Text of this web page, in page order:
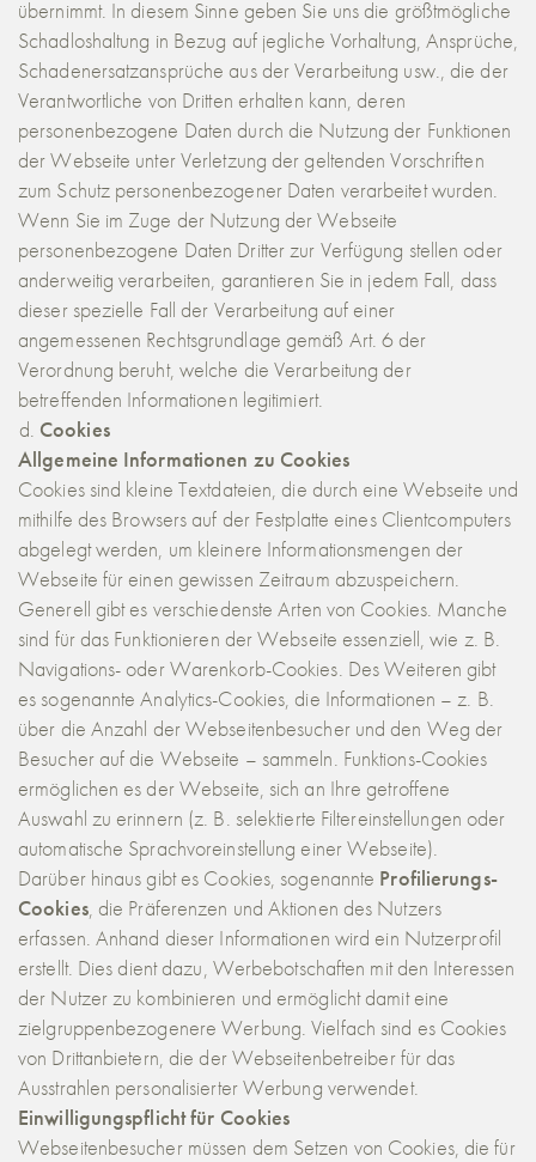
übernimmt. In diesem Sinne geben Sie uns die größtmögliche
Schadloshaltung in Bezug auf jegliche Vorhaltung, Ansprüche,
Schadenersatzansprüche aus der Verarbeitung usw., die der
Verantwortliche von Dritten erhalten kann, deren
personenbezogene Daten durch die Nutzung der Funktionen
der Webseite unter Verletzung der geltenden Vorschriften
zum Schutz personenbezogener Daten verarbeitet wurden.
Wenn Sie im Zuge der Nutzung der Webseite
personenbezogene Daten Dritter zur Verfügung stellen oder
anderweitig verarbeiten, garantieren Sie in jedem Fall, dass
dieser spezielle Fall der Verarbeitung auf einer
angemessenen Rechtsgrundlage gemäß Art. 6 der
Verordnung beruht, welche die Verarbeitung der
betreffenden Informationen legitimiert.
Cookies
Allgemeine Informationen zu Cookies
Cookies sind kleine Textdateien, die durch eine Webseite und
mithilfe des Browsers auf der Festplatte eines Clientcomputers
abgelegt werden, um kleinere Informationsmengen der
Webseite für einen gewissen Zeitraum abzuspeichern.
Generell gibt es verschiedenste Arten von Cookies. Manche
sind für das Funktionieren der Webseite essenziell, wie z. B.
Navigations- oder Warenkorb-Cookies. Des Weiteren gibt
es sogenannte Analytics-Cookies, die Informationen – z. B.
über die Anzahl der Webseitenbesucher und den Weg der
Besucher auf die Webseite – sammeln. Funktions-Cookies
ermöglichen es der Webseite, sich an Ihre getroffene
Auswahl zu erinnern (z. B. selektierte Filtereinstellungen oder
automatische Sprachvoreinstellung einer Webseite).
Darüber hinaus gibt es Cookies, sogenannte Profilierungs-
Cookies, die Präferenzen und Aktionen des Nutzers
erfassen. Anhand dieser Informationen wird ein Nutzerprofil
erstellt. Dies dient dazu, Werbebotschaften mit den Interessen
der Nutzer zu kombinieren und ermöglicht damit eine
zielgruppenbezogenere Werbung. Vielfach sind es Cookies
von Drittanbietern, die der Webseitenbetreiber für das
Ausstrahlen personalisierter Werbung verwendet.
Einwilligungspflicht für Cookies
Webseitenbesucher müssen dem Setzen von Cookies, die für